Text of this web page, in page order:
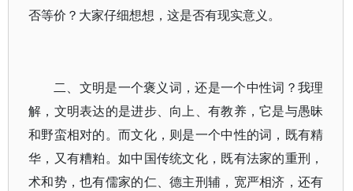
否等价？大家仔细想想，这是否有现实意义。
二、文明是一个褒义词，还是一个中性词？我理
解，文明表达的是进步、向上、有教养，它是与愚昧
和野蛮相对的。而文化，则是一个中性的词，既有精
华，又有糟粕。如中国传统文化，既有法家的重刑，
术和势，也有儒家的仁、德主刑辅，宽严相济，还有